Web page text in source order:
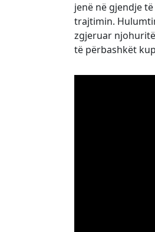
jenë në gjendje
trajtimin.
zgjeruar
të përbashkët